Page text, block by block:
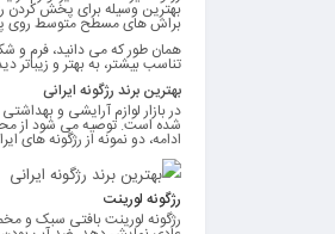
بهترین وسیله برای پخش کردن
براش های مسطح متوسط روی
همان طور که می دانید، فرم و
تناسب بیشتر، به بهتر و
بهترین برند رژگونه ایرانی
در بازار لوازم آرایشی و
شده است. توصیه می شود از
ادامه، دو نمونه از رژگونه های
رژگونه لورینت
رژگونه لورینت بافتی سبک و